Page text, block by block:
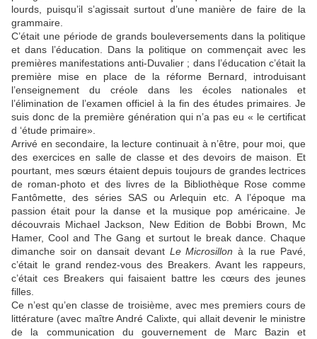
lourds, puisqu’il s’agissait surtout d’une manière de faire de la
grammaire.
C’était une période de grands bouleversements dans la politique
et dans l’éducation. Dans la politique on commençait avec les
premières manifestations anti-Duvalier ; dans l’éducation c’était la
première mise en place de la réforme Bernard, introduisant
l’enseignement du créole dans les écoles nationales et
l’élimination de l’examen officiel à la fin des études primaires. Je
suis donc de la première génération qui n’a pas eu « le certificat
d ‘étude primaire».
Arrivé en secondaire, la lecture continuait à n’être, pour moi, que
des exercices en salle de classe et des devoirs de maison. Et
pourtant, mes sœurs étaient depuis toujours de grandes lectrices
de roman-photo et des livres de la Bibliothèque Rose comme
Fantômette, des séries SAS ou Arlequin etc. A l’époque ma
passion était pour la danse et la musique pop américaine. Je
découvrais Michael Jackson, New Edition de Bobbi Brown, Mc
Hamer, Cool and The Gang et surtout le break dance. Chaque
dimanche soir on dansait devant Le Microsillon à la rue Pavé,
c’était le grand rendez-vous des Breakers. Avant les rappeurs,
c’était ces Breakers qui faisaient battre les cœurs des jeunes
filles.
Ce n’est qu’en classe de troisième, avec mes premiers cours de
littérature (avec maître André Calixte, qui allait devenir le ministre
de la communication du gouvernement de Marc Bazin et